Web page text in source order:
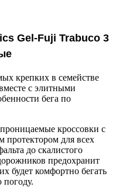
Gel-Fuji Trabuco 3
крепких в семействе
с элитными
бега по
кроссовки с
протектором для всех
до скалистого
предохранит
будет комфортно бегать